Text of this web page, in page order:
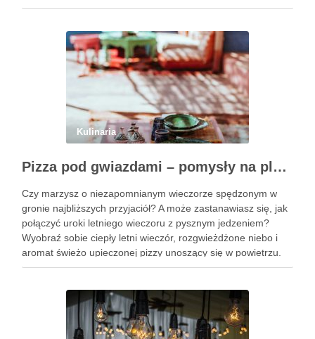
przysmakiem. Podobne wpisy Trzy pomysły na wykwintne
Kulinaria
Pizza pod gwiazdami – pomysły na plenerowy wieczór z przyjaciółmi
Czy marzysz o niezapomnianym wieczorze spędzonym w
gronie najbliższych przyjaciół? A może zastanawiasz się, jak
połączyć uroki letniego wieczoru z pysznym jedzeniem?
Wyobraź sobie ciepły letni wieczór, rozgwieżdżone niebo i
aromat świeżo upieczonej pizzy unoszący się w powietrzu.
Brzmi kusząco, prawda? W tym artykule pokażę Ci, jak